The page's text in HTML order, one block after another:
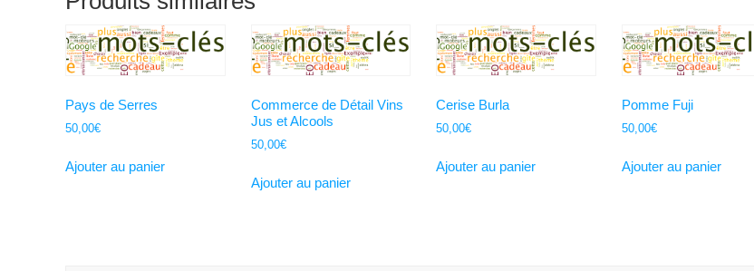
Pays de Serres
50,00€
Ajouter au panier
Commerce de Détail Vins
Jus et Alcools
50,00€
Ajouter au panier
Cerise Burla
50,00€
Ajouter au panier
Pomme Fuji
50,00€
Ajouter au panier